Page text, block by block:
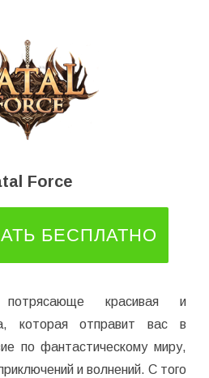
Force
БЕСПЛАТНО
красивая и
которая отправит вас в
по фантастическому миру,
и волнений. С того